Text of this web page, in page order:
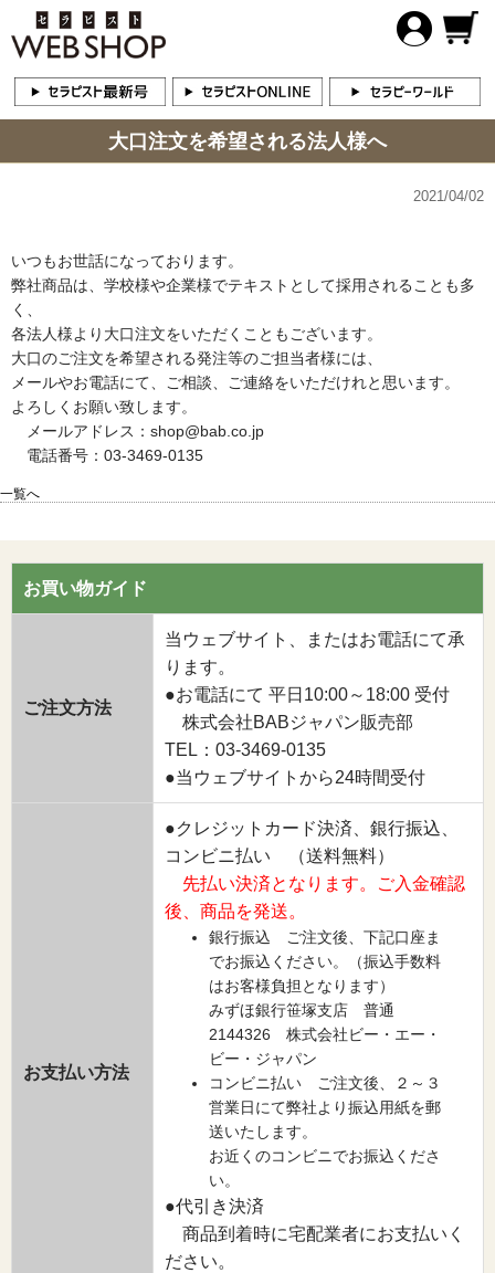
大口注文を希望される法人様へ
2021/04/02
いつもお世話になっております。
弊社商品は、学校様や企業様でテキストとして採用されることも多
く、
各法人様より大口注文をいただくこともございます。
大口のご注文を希望される発注等のご担当者様には、
メールやお電話にて、ご相談、ご連絡をいただけれと思います。
よろしくお願い致します。
メールアドレス：shop@bab.co.jp
電話番号：03-3469-0135
一覧へ
お買い物ガイド
ご注文方法
当ウェブサイト、またはお電話にて承
ります。
●お電話にて 平日10:00～18:00 受付
株式会社BABジャパン販売部
TEL：03-3469-0135
●当ウェブサイトから24時間受付
お支払い方法
●クレジットカード決済、銀行振込、
コンビニ払い （送料無料）
先払い決済となります。ご入金確認
後、商品を発送。
銀行振込 ご注文後、下記口座ま
でお振込ください。（振込手数料
はお客様負担となります）
みずほ銀行笹塚支店 普通
2144326 株式会社ビー・エー・
ビー・ジャパン
コンビニ払い ご注文後、２～３
営業日にて弊社より振込用紙を郵
送いたします。
お近くのコンビニでお振込くださ
い。
●代引き決済
商品到着時に宅配業者にお支払いく
ださい。